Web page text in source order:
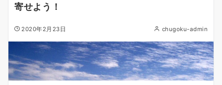
寄せよう！
2020年2月23日 chugoku-admin